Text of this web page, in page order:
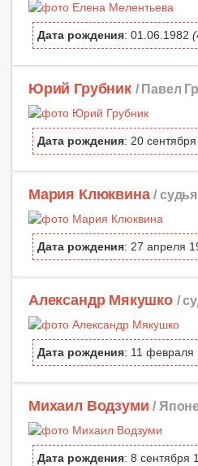
Дата рождения: 01.06.1982
Юрий Грубник / Павел
Дата рождения: 20
Мария Клюквина / судья
Дата рождения: 27 апреля
Александр Мякушко /
Дата рождения: 11 февраля
Михаил Водзуми /
Дата рождения: 8 сентября